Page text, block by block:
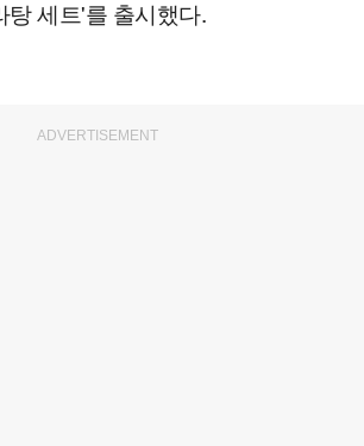
탕 세트'를 출시했다.
ADVERTISEMENT